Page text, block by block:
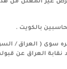
المعلن من هذا
بالكويت .
العامة للاتحاد ( ببغداد ) المنعقدة
العراق عن